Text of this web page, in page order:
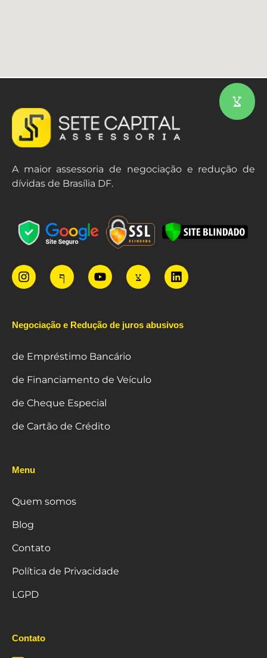
A maior assessoria de negociação e redução de
dívidas de Brasília DF.
Negociação e Redução de juros abusivos
de Empréstimo Bancário
de Financiamento de Veículo
de Cheque Especial
de Cartão de Crédito
Menu
Quem somos
Blog
Contato
Política de Privacidade
LGPD
Contato